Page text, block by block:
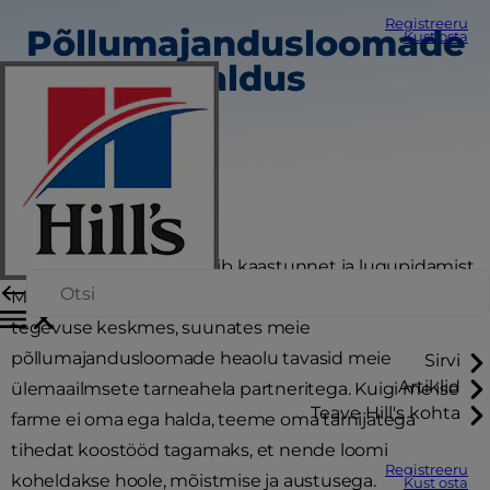
Registreeru
Kust osta
Sirvi
Artiklid
Teave Hill's kohta
Registreeru
Kust osta
Põllumajandusloomade
heaolu avaldus
Usume, et iga loom väärib kaastunnet ja lugupidamist.
Meie pühendumine loomade heaolule on meie
tegevuse keskmes, suunates meie
põllumajandusloomade heaolu tavasid meie
ülemaailmsete tarneahela partneritega. Kuigi me ise
farme ei oma ega halda, teeme oma tarnijatega
tihedat koostööd tagamaks, et nende loomi
koheldakse hoole, mõistmise ja austusega.